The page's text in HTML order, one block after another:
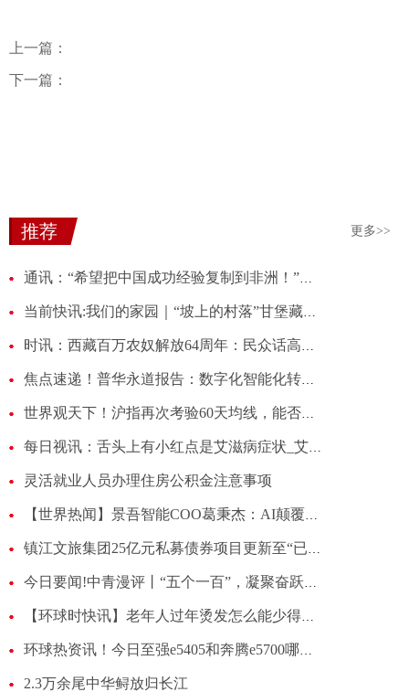
上一篇：
下一篇：
推荐 更多>>
通讯：“希望把中国成功经验复制到非洲！”——跨境电商给中非经贸带来新机遇
当前快讯:我们的家园｜“坡上的村落”甘堡藏寨 闪耀在藏羌文化走廊的明珠
时讯：西藏百万农奴解放64周年：民众话高原发展
焦点速递！普华永道报告：数字化智能化转型成为银行业新的利润增长点
世界观天下！沪指再次考验60天均线，能否支撑有效？丨就市论市
每日视讯：舌头上有小红点是艾滋病症状_艾滋病的红点会痒吗
灵活就业人员办理住房公积金注意事项
【世界热闻】景吾智能COO葛秉杰：AI颠覆传统人力，赋能酒店智慧清洁
镇江文旅集团25亿元私募债券项目更新至“已反馈”
今日要闻!中青漫评丨“五个一百”，凝聚奋跃而上的蓬勃力量
【环球时快讯】老年人过年烫发怎么能少得了“短发卷”！洋气减龄好打理，超好看
环球热资讯！今日至强e5405和奔腾e5700哪个好（英特尔xeon至强e5405什么时候上市的）
2.3万余尾中华鲟放归长江